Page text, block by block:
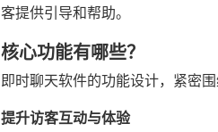
客提供引导和帮助。
核心功能有哪些？
即时聊天软件的功能设计，紧密围
提升访客互动与体验